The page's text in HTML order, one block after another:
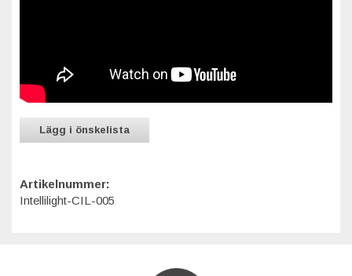
Lägg i önskelista
Artikelnummer:
Intellilight-CIL-005